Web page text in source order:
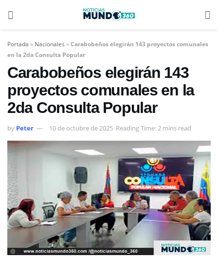
Portada » Nacionales »Carabobeños elegirán 143 proyectos comunales
en la 2da Consulta Popular
Carabobeños elegirán 143
proyectos comunales en la
2da Consulta Popular
by Peter 10 de octubre de 2025 Reading Time: 2 mins read